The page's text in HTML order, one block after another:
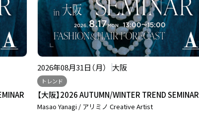
2026年08月31日（月） 大阪
トレンド
【大阪】2026 AUTUMN/WINTER TREND SEMINAR
Masao Yanagi / アリミノ Creative Artist